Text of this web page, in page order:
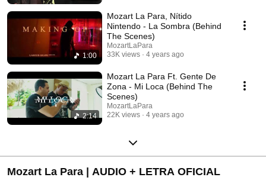
1:00
Mozart La Para, Nítido
Nintendo - La Sombra (Behind
The Scenes)
MozartLaPara
33K views
4 years ago
2:14
Mozart La Para Ft. Gente De
Zona - Mi Loca (Behind The
Scenes)
MozartLaPara
22K views
4 years ago
Mozart La Para | AUDIO + LETRA OFICIAL